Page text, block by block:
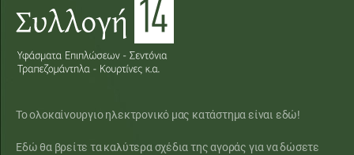
Το ολοκαίνουργιο ηλεκτρονικό μας κατάστημα είναι εδώ!
Εδώ θα βρείτε τα καλύτερα σχέδια της αγοράς για να δώσετε